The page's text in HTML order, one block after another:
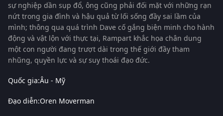
sự nghiệp dần sụp đổ, ông cũng phải đối mặt với những rạn
nứt trong gia đình và hậu quả từ lối sống đầy sai lầm của
mình; thông qua quá trình Dave cố gắng biện minh cho hành
động và vật lộn với thực tại, Rampart khắc họa chân dung
một con người đang trượt dài trong thế giới đầy tham
nhũng, quyền lực và sự suy thoái đạo đức.
Quốc gia:Âu - Mỹ
Đạo diễn:Oren Moverman